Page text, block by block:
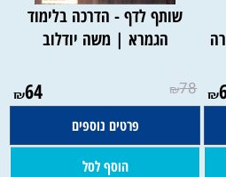
₪
שותף לדף - הדרכה בלימוד
הגמרא | משה יודלוב
₪78
₪64
פרטים נוספים
הוסף לסל